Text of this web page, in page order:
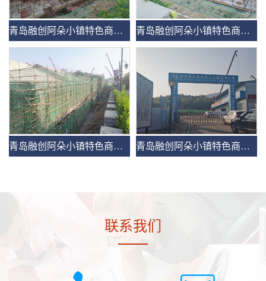
青岛融创阿朵小镇特色商业及1号酒店 青岛融创阿朵小镇特色商业及1号酒店
青岛融创阿朵小镇特色商业及1号酒店 青岛融创阿朵小镇特色商业及1号酒店
联系我们